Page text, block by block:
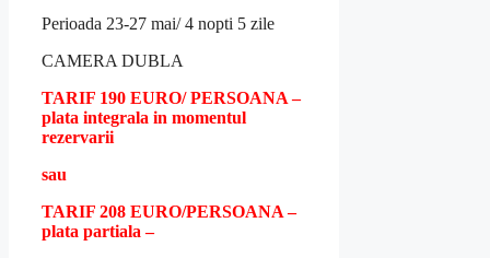
Perioada 23-27 mai/ 4 nopti 5 zile
CAMERA DUBLA
TARIF 190 EURO/ PERSOANA –
plata integrala in momentul
rezervarii
sau
TARIF 208 EURO/PERSOANA –
plata partiala –